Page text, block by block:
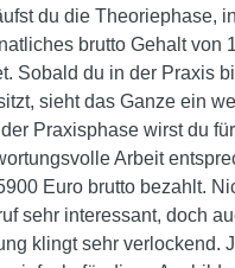
du die Theoriephase,
brutto Gehalt von
Sobald du in der Praxis
sieht das Ganze ein
Praxisphase wirst du
Arbeit
Euro brutto bezahlt.
sehr interessant, doch
klingt sehr verlockend.